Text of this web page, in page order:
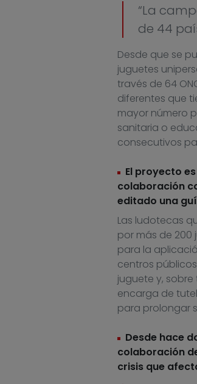
“La
de 44
Desde que se
juguetes
través de 64
diferentes que
mayor número
sanitaria o
consecutivos
El proyecto
colaboración
editado una
Las ludotecas
por más de 200
para la
centros
juguete y,
encarga de
para prolongar
Desde hace
colaboración
crisis que